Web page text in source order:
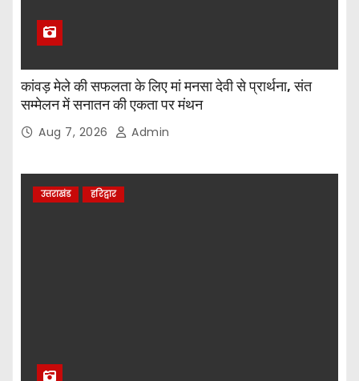
कांवड़ मेले की सफलता के लिए मां मनसा देवी से प्रार्थना, संत
सम्मेलन में सनातन की एकता पर मंथन
Aug 7, 2026 Admin
उत्तराखंड हरिद्वार